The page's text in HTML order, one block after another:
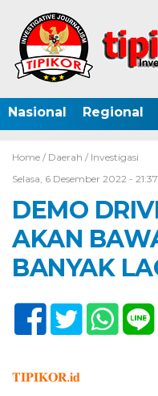
Nasional Regional
Home / Daerah / Investigasi
Selasa, 6 Desember 2022 -
DEMO
AKAN
BANYAK
𝐓𝐈𝐏𝐈𝐊𝐎𝐑.𝐢𝐝